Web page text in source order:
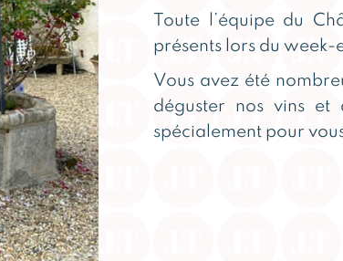
Toute l’équipe du
présents lors du week-
Vous avez été
déguster nos vins et
spécialement pour